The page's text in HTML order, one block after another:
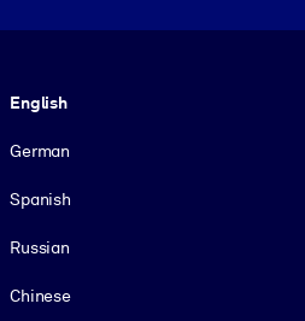
English
German
Spanish
Russian
Chinese